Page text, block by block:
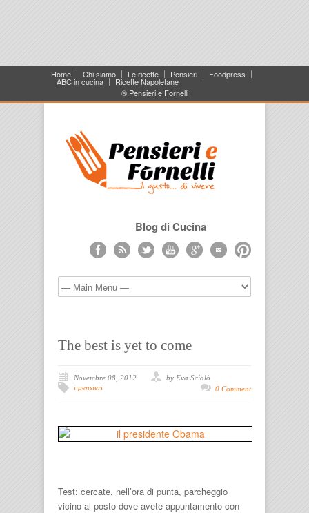
Home Chi siamo Le ricette Pensieri Foodpress
ABC in cucina
Ricette Napoletane
® Pensieri e Fornelli
Blog di Cucina
The best is yet to come
Novembre 08, 2012
by Eva Scialò
i pensieri
0 Comment
Test: cercate, nell’ora di punta, parcheggio
vicino al posto dove avete appuntamento con